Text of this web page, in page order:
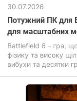
30.07.2026
Потужний ПК для
для масштабних
Battlefield 6 – гра,
фізику та високу
вибухи та десятки
новинок.